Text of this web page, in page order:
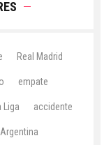
Real Madrid
empate
Liga accidente
Argentina